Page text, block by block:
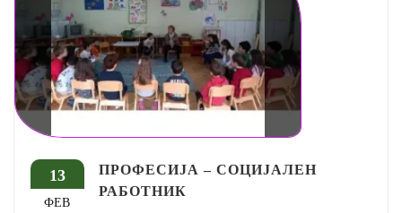
13
ФЕВ
ПРОФЕСИЈА – СОЦИЈАЛЕН
РАБОТНИК